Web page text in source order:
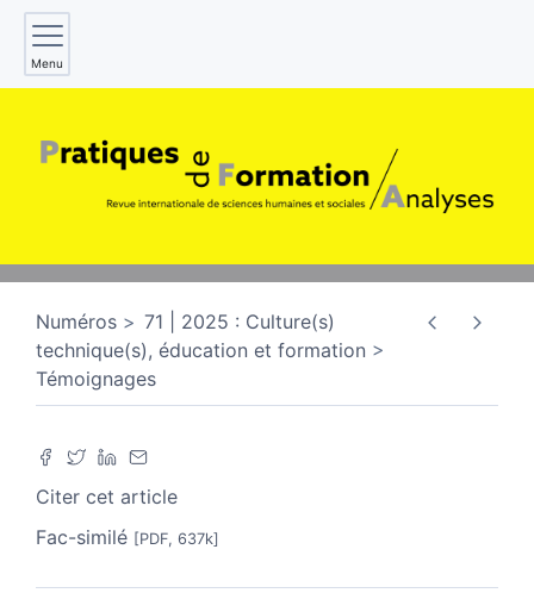
Menu
Numéros
71 | 2025 : Culture(s)
technique(s), éducation et formation
Témoignages
Citer cet article
Fac-similé [PDF, 637k]